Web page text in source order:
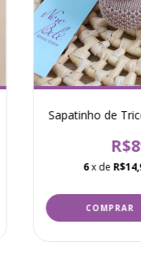
Sapatinho de
6x de